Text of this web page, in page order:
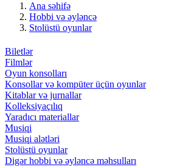
Ana səhifə
Hobbi və əyləncə
Stolüstü oyunlar
Biletlər
Filmlər
Oyun konsolları
Konsollar və kompüter üçün oyunlar
Kitablar və jurnallar
Kolleksiyaçılıq
Yaradıcı materiallar
Musiqi
Musiqi alətləri
Stolüstü oyunlar
Digər hobbi və əyləncə məhsulları